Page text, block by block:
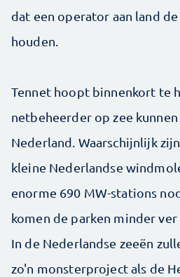
dat een operator aan land
houden.
Tennet hoopt binnenkort te
netbeheerder op zee
Nederland. Waarschijnlijk
kleine Nederlandse
enorme 690 MW-stations
komen de parken minder
In de Nederlandse zeeën
zo'n monsterproject als de